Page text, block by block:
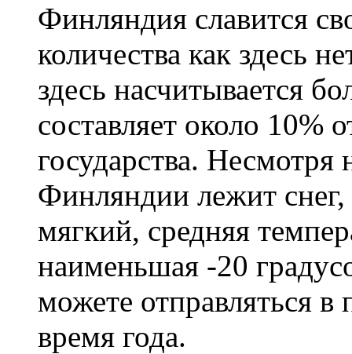
Финляндия славится
количества как здесь
здесь насчитывается
составляет около 10%
государства. Несмотря
Финляндии лежит
мягкий, средняя
наименьшая -20
можете отправляться
время года.